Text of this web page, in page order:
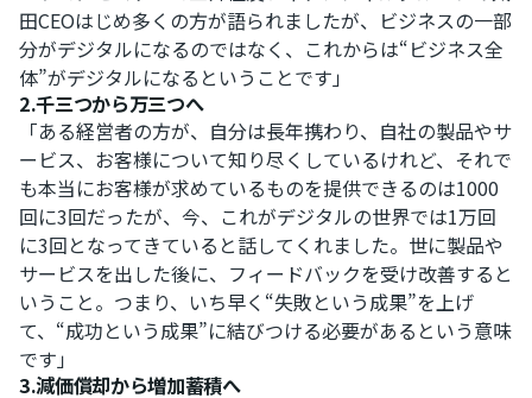
田CEOはじめ多くの方が語られましたが、ビジネスの一部
分がデジタルになるのではなく、これからは“ビジネス全
体”がデジタルになるということです」
2.千三つから万三つへ
「ある経営者の方が、自分は長年携わり、自社の製品やサ
ービス、お客様について知り尽くしているけれど、それで
も本当にお客様が求めているものを提供できるのは1000
回に3回だったが、今、これがデジタルの世界では1万回
に3回となってきていると話してくれました。世に製品や
サービスを出した後に、フィードバックを受け改善すると
いうこと。つまり、いち早く“失敗という成果”を上げ
て、“成功という成果”に結びつける必要があるという意味
です」
3.減価償却から増加蓄積へ